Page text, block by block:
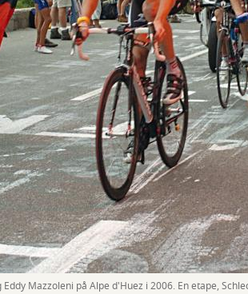
Mazzoleni på Alpe d'Huez i 2006. En etape,